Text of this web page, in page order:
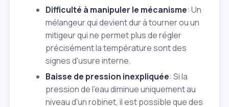
Difficulté à manipuler le mécanisme: Un
mélangeur qui devient dur à tourner ou un
mitigeur qui ne permet plus de régler
précisément la température sont des
signes d'usure interne.
Baisse de pression inexpliquée: Si la
pression de l'eau diminue uniquement au
niveau d'un robinet, il est possible que des